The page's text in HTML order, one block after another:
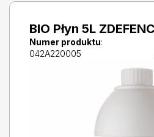
BIO Płyn 5L
Numer produktu:
042A220005